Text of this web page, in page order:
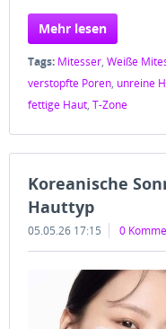
Mehr lesen
Tags: Mitesser, Weiße
verstopfte Poren, unreine
fettige Haut, T-Zone
Koreanische
Hauttyp
05.05.26 17:15 0